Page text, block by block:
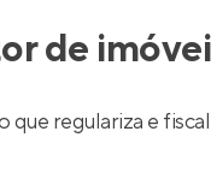
de
regulariza e